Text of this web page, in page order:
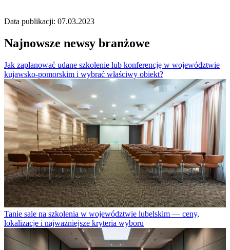
Data publikacji: 07.03.2023
Najnowsze newsy branżowe
Jak zaplanować udane szkolenie lub konferencję w województwie
kujawsko-pomorskim i wybrać właściwy obiekt?
Tanie sale na szkolenia w województwie lubelskim — ceny,
lokalizacje i najważniejsze kryteria wyboru